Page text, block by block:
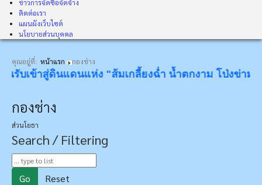
ข่าวการจัดซื้อจัดจ้าง
ติดต่อเรา
แผนผังเว็บไซต์
นโยบายส่วนบุคคล
คุณอยู่ที่: หน้าแรก กองช่าง
บเข้าสู่ดินแดนแห่ง "ส้มเกลี้ยงฉ่ำ น้ำตกงาม โป่งข่ามขลั
กองช่าง
ส่วนโยธา
Search / Filtering
Go Reset